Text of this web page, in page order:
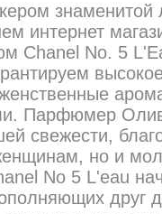
знаменитой
интернет
Chanel No. 5
Парфюмер
свежести,
но и
No 5 L'eau
друг